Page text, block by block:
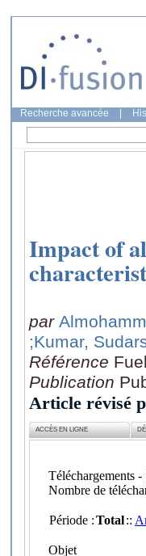
Recherche avancée
Impact of
par
;Kumar,
Référence
Publication
Article révisé
ACCÈS EN LIGNE